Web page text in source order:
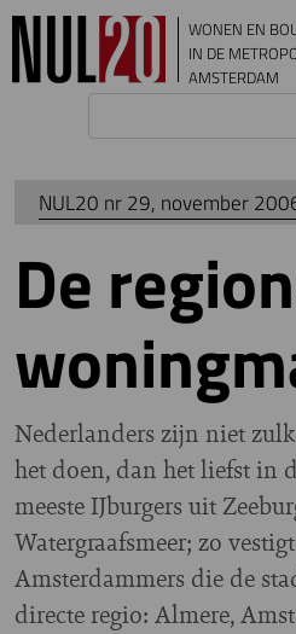
Overslaan en naar de inhoud gaan
WONEN EN
IN DE
AMSTERDAM
NUL20 nr 29, november
De
Nederlanders zijn niet
het doen, dan het liefst in
meeste IJburgers uit
Watergraafsmeer; zo
Amsterdammers die de
directe regio: Almere,